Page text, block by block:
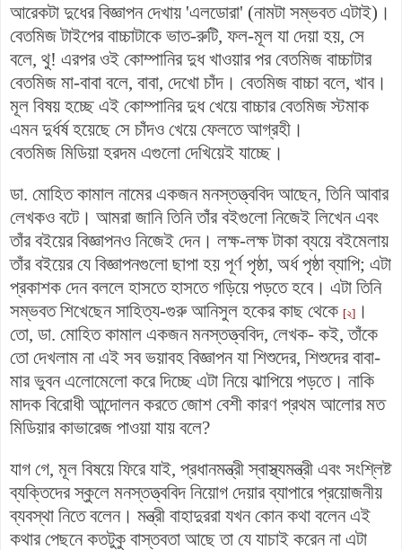
আরেকটা দুধের বিজ্ঞাপন দেখায় 'এলডোরা' (নামটা সম্ভবত এটাই) ।
বেতমিজ টাইপের বাচ্চাটাকে ভাত-রুটি, ফল-মূল যা দেয়া হয়, সে
বলে, থু! এরপর ওই কোম্পানির দুধ খাওয়ার পর বেতমিজ বাচ্চাটার
বেতমিজ মা-বাবা বলে, বাবা, দেখো চাঁদ। বেতমিজ বাচ্চা বলে, খাব।
মূল বিষয় হচ্ছে এই কোম্পানির দুধ খেয়ে বাচ্চার বেতমিজ স্টমাক
এমন দুর্ধর্ষ হয়েছে সে চাঁদও খেয়ে ফেলতে আগ্রহী।
বেতমিজ মিডিয়া হরদম এগুলো দেখিয়েই যাচ্ছে।
ডা. মোহিত কামাল নামের একজন মনস্তত্ত্ববিদ আছেন, তিনি আবার
লেখকও বটে। আমরা জানি তিনি তাঁর বইগুলো নিজেই লিখেন এবং
তাঁর বইয়ের বিজ্ঞাপনও নিজেই দেন। লক্ষ-লক্ষ টাকা ব্যয়ে বইমেলায়
তাঁর বইয়ের যে বিজ্ঞাপনগুলো ছাপা হয় পূর্ণ পৃষ্ঠা, অর্ধ পৃষ্ঠা ব্যাপি; এটা
প্রকাশক দেন বললে হাসতে হাসতে গড়িয়ে পড়তে হবে। এটা তিনি
সম্ভবত শিখেছেন সাহিত্য-গুরু আনিসুল হকের কাছ থেকে [২] ।
তো, ডা. মোহিত কামাল একজন মনস্তত্ত্ববিদ, লেখক- কই, তাঁকে
তো দেখলাম না এই সব ভয়াবহ বিজ্ঞাপন যা শিশুদের, শিশুদের বাবা-
মার ভুবন এলোমেলো করে দিচ্ছে এটা নিয়ে ঝাপিয়ে পড়তে। নাকি
মাদক বিরোধী আন্দোলন করতে জোশ বেশী কারণ প্রথম আলোর মত
মিডিয়ার কাভারেজ পাওয়া যায় বলে?
যাগ গে, মূল বিষয়ে ফিরে যাই, প্রধানমন্ত্রীস্বাস্থ্যমন্ত্রী এবং সংশ্লিষ্ট
ব্যক্তিদের স্কুলে মনস্তত্ত্ববিদ নিয়োগ দেয়ার ব্যাপারে প্রয়োজনীয়
ব্যবস্থা নিতে বলেন। মন্ত্রী বাহাদুররা যখন কোন কথা বলেন এই
কথার পেছনে কতটুকু বাস্তবতা আছে তা যে যাচাই করেন না এটা